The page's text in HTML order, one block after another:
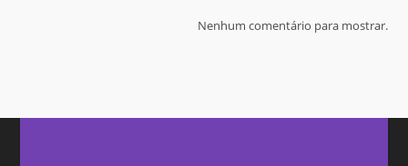
Nenhum comentário para mostrar.